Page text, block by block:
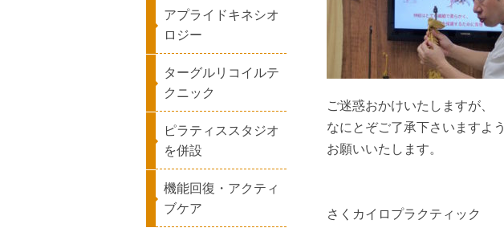
ご迷惑おかけいたしますが、
なにとぞご了承下さいますよう
お願いいたします。
さくカイロプラクティック
アプライドキネシオ
ロジー
ターグルリコイルテ
クニック
ピラティススタジオ
を併設
機能回復・アクティ
ブケア